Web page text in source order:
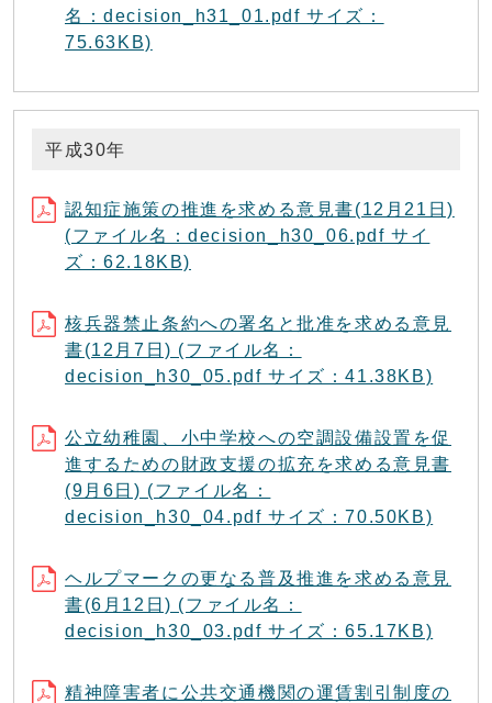
名：decision_h31_01.pdf サイズ：
75.63KB)
平成30年
認知症施策の推進を求める意見書(12月21日)
(ファイル名：decision_h30_06.pdf サイ
ズ：62.18KB)
核兵器禁止条約への署名と批准を求める意見
書(12月7日) (ファイル名：
decision_h30_05.pdf サイズ：41.38KB)
公立幼稚園、小中学校への空調設備設置を促
進するための財政支援の拡充を求める意見書
(9月6日) (ファイル名：
decision_h30_04.pdf サイズ：70.50KB)
ヘルプマークの更なる普及推進を求める意見
書(6月12日) (ファイル名：
decision_h30_03.pdf サイズ：65.17KB)
精神障害者に公共交通機関の運賃割引制度の